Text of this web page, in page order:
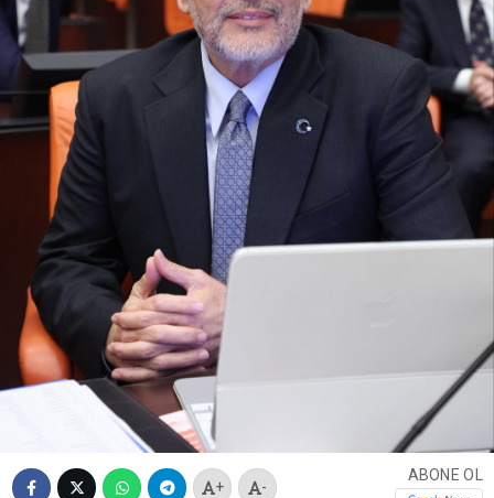
+ -
ABONE OL